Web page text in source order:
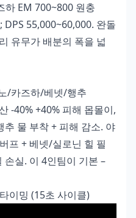
하 EM 700~800 원충
55,000~60,000. 완돌
유무가 배분의 폭을 넓
/카즈하/베넷/행추
-40% +40% 피해 몹몰이,
추 물 부착 + 피해 감소. 야
프 + 베넷/실로닌 힐 필
손실. 이 4인팀이 기본 –
이밍 (15초 사이클)